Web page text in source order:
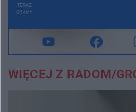
TERAZ
GRAMY
WIĘCEJ Z RADOM/